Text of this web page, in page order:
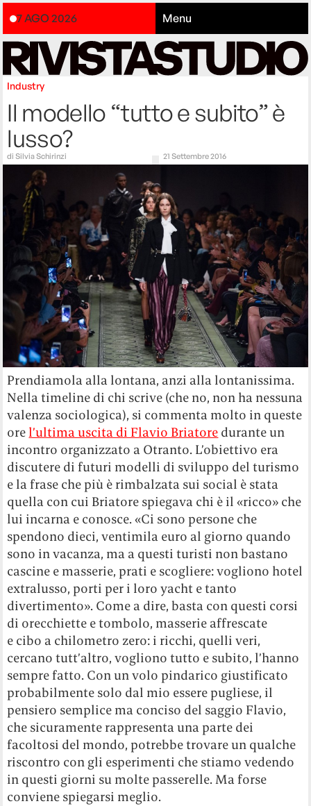
7 AGO 2026 Menu
Industry
Il modello “tutto e subito” è
lusso?
diSilvia Schirinzi 21 Settembre 2016
Prendiamola alla lontana, anzi alla lontanissima.
Nella timeline di chi scrive (che no, non ha nessuna
valenza sociologica), si commenta molto in queste
ore l’ultima uscita di Flavio Briatore durante un
incontro organizzato a Otranto. L’obiettivo era
discutere di futuri modelli di sviluppo del turismo
e la frase che più è rimbalzata sui social è stata
quella con cui Briatore spiegava chi è il «ricco» che
lui incarna e conosce. «Ci sono persone che
spendono dieci, ventimila euro al giorno quando
sono in vacanza, ma a questi turisti non bastano
cascine e masserie, prati e scogliere: vogliono hotel
extralusso, porti per i loro yacht e tanto
divertimento». Come a dire, basta con questi corsi
di orecchiette e tombolo, masserie affrescate
e cibo a chilometro zero: i ricchi, quelli veri,
cercano tutt’altro, vogliono tutto e subito, l’hanno
sempre fatto. Con un volo pindarico giustificato
probabilmente solo dal mio essere pugliese, il
pensiero semplice ma conciso del saggio Flavio,
che sicuramente rappresenta una parte dei
facoltosi del mondo, potrebbe trovare un qualche
riscontro con gli esperimenti che stiamo vedendo
in questi giorni su molte passerelle. Ma forse
conviene spiegarsi meglio.